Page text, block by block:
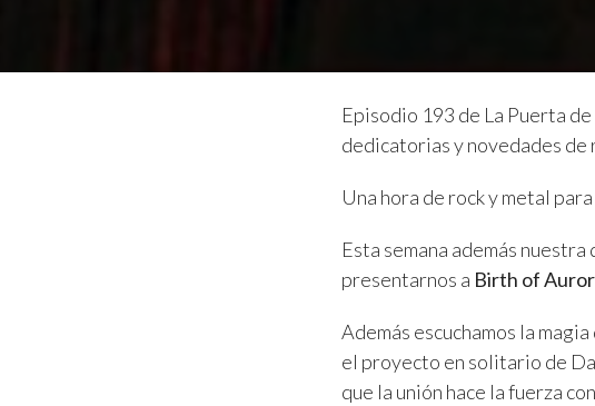
Episodio 193 de La Puerta
dedicatorias y novedades de
Una hora de rock y metal
Esta semana además
presentarnos a Birth of
Además escuchamos la magia
el proyecto en solitario de
que la unión hace la fuerza con